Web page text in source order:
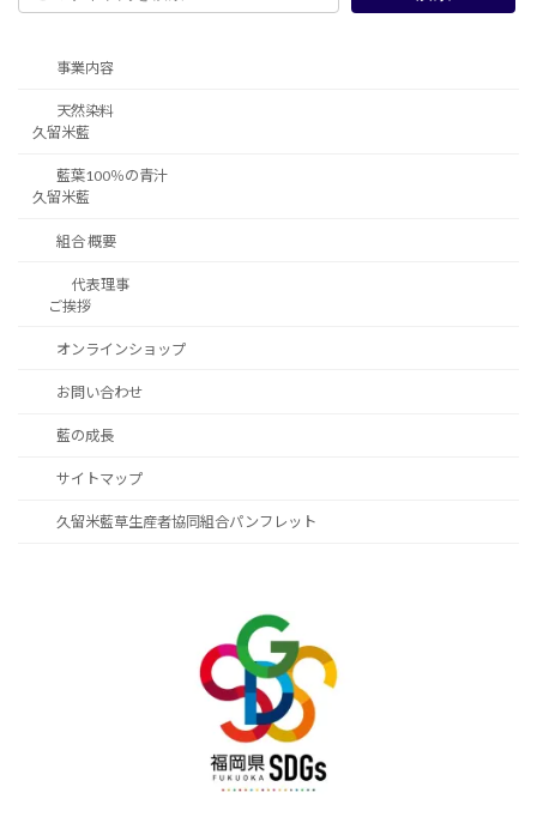
事業内容
天然染料
久留米藍
藍葉100％の青汁
久留米藍
組合 概要
代表理事
ご挨拶
オンラインショップ
お問い合わせ
藍の成長
サイトマップ
久留米藍草生産者協同組合パンフレット